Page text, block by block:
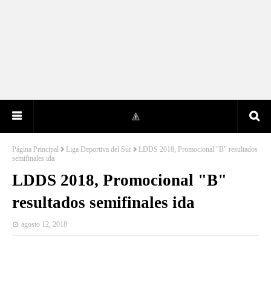
Página Principal Liga Deportiva del Sur
LDDS 2018, Promocional "B" resultados
semifinales ida
LDDS 2018, Promocional "B"
resultados semifinales ida
agosto 12, 2018